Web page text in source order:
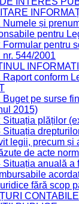
Numele și
pentru
Formular pentru
nr. 544/2001
Raport conform
Buget pe surse
2015)
Situația plăților
Situația
legii, precum și
de acte
Situația anuală a
fără scop
CONTABILE